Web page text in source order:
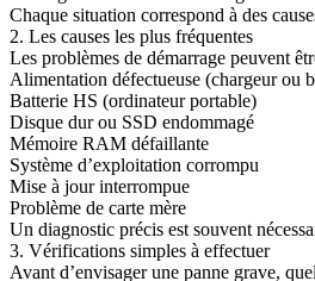
Chaque situation correspond à des
2. Les causes les plus fréquentes
Les problèmes de démarrage peuvent
Alimentation défectueuse (chargeur ou
Batterie HS (ordinateur portable)
Disque dur ou SSD endommagé
Mémoire RAM défaillante
Système d’exploitation corrompu
Mise à jour interrompue
Problème de carte mère
Un diagnostic précis est souvent
3. Vérifications simples à effectuer
Avant d’envisager une panne grave,